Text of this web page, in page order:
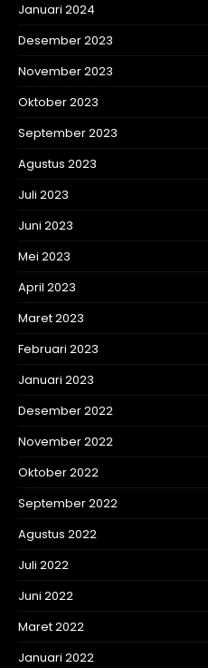
Januari 2024
Desember 2023
November 2023
Oktober 2023
September 2023
Agustus 2023
Juli 2023
Juni 2023
Mei 2023
April 2023
Maret 2023
Februari 2023
Januari 2023
Desember 2022
November 2022
Oktober 2022
September 2022
Agustus 2022
Juli 2022
Juni 2022
Maret 2022
Januari 2022